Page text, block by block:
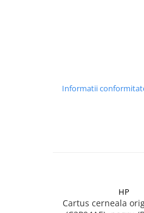
Informatii
HP
Cartus cerneala